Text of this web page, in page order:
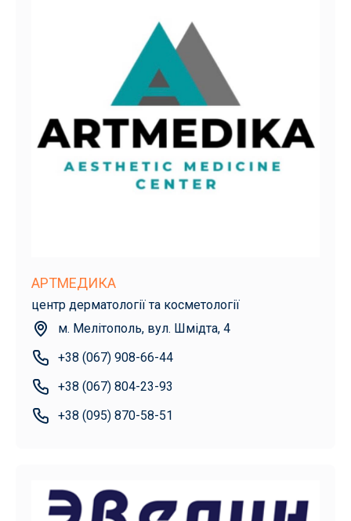
АРТМЕДИКА
центр дерматології та косметології
м. Мелітополь, вул. Шмідта, 4
+38 (067) 908-66-44
+38 (067) 804-23-93
+38 (095) 870-58-51